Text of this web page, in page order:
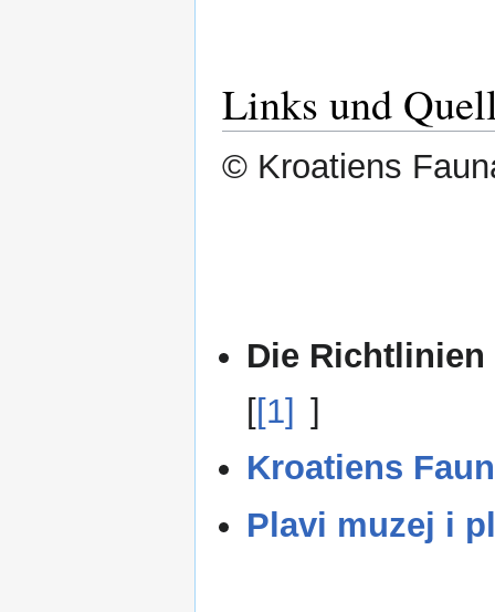
Links und
© Kroatiens
Die
[[1] ]
Kroatiens
Plavi muzej i